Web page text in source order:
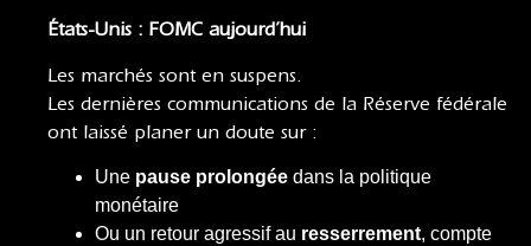
États-Unis : FOMC aujourd’hui
Les marchés sont en suspens.
Les dernières communications de la Réserve fédérale
ont laissé planer un doute sur :
Une pause prolongée dans la politique
monétaire
Ou un retour agressif au resserrement, compte